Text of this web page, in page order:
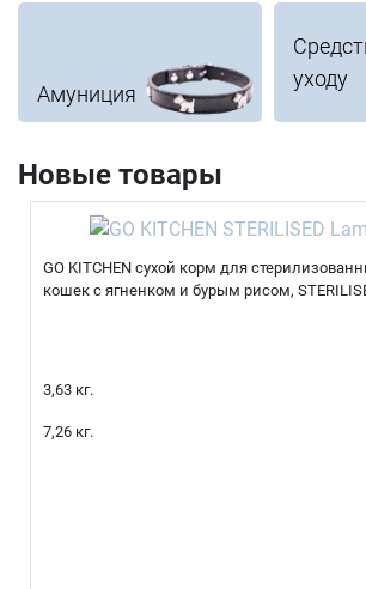
Амуниция
уходу
Новые товары
GO KITCHEN сухой корм для
кошек с ягненком и бурым рисом,
3,63 кг.
7,26 кг.